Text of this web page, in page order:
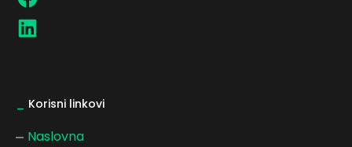
Korisni linkovi
Naslovna